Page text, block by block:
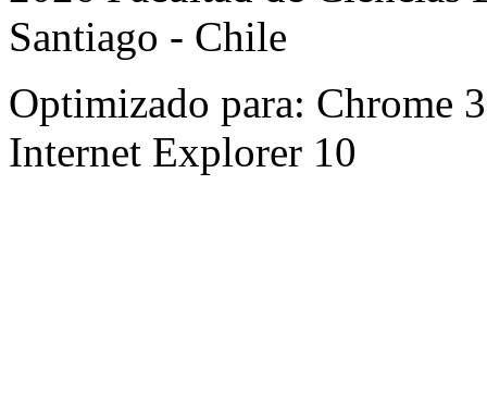
Santiago - Chile
Optimizado para: Chrome
Internet Explorer 10